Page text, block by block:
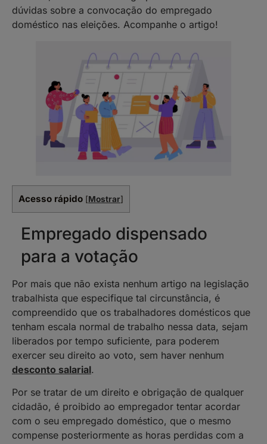
dúvidas sobre a convocação do empregado
doméstico nas eleições. Acompanhe o artigo!
Acesso rápido [Mostrar]
Empregado dispensado
para a votação
Por mais que não exista nenhum artigo na legislação
trabalhista que especifique tal circunstância, é
compreendido que os trabalhadores domésticos que
tenham escala normal de trabalho nessa data, sejam
liberados por tempo suficiente, para poderem
exercer seu direito ao voto, sem haver nenhum
desconto salarial.
Por se tratar de um direito e obrigação de qualquer
cidadão, é proibido ao empregador tentar acordar
com o seu empregado doméstico, que o mesmo
compense posteriormente as horas perdidas com a